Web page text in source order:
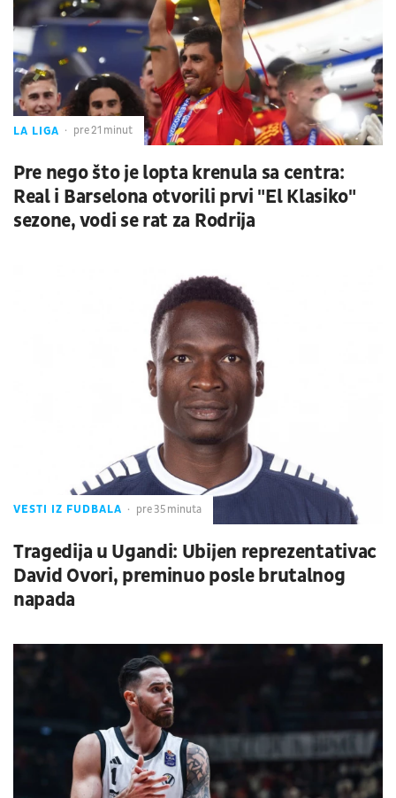
LA LIGA pre 21 minut
Pre nego što je lopta krenula sa centra:
Real i Barselona otvorili prvi "El Klasiko"
sezone, vodi se rat za Rodrija
VESTI IZ FUDBALA pre 35 minuta
Tragedija u Ugandi: Ubijen reprezentativac
David Ovori, preminuo posle brutalnog
napada